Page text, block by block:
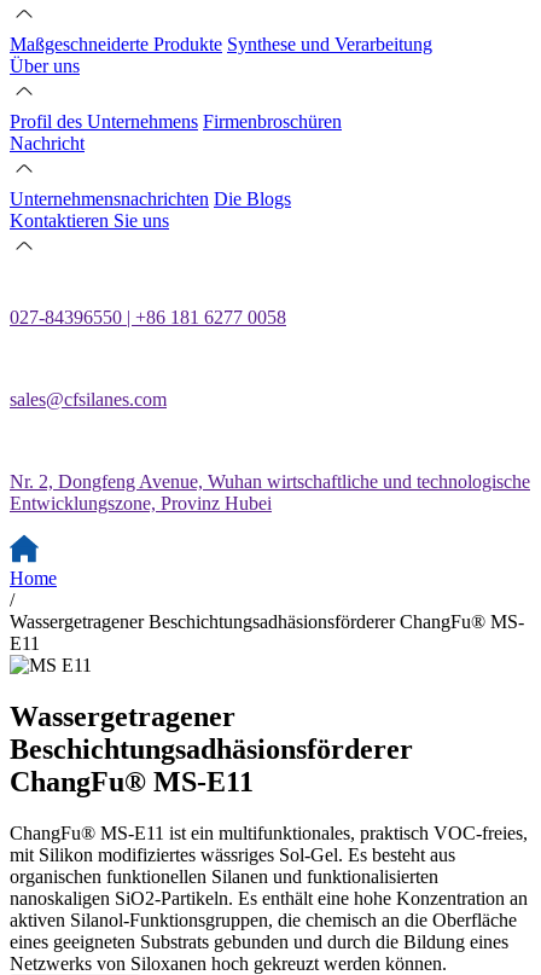
Maßgeschneiderte Produkte Synthese und Verarbeitung
Über uns
Profil des Unternehmens Firmenbroschüren
Nachricht
Unternehmensnachrichten Die Blogs
Kontaktieren Sie uns
027-84396550 | +86 181 6277 0058
sales@cfsilanes.com
Nr. 2, Dongfeng Avenue, Wuhan wirtschaftliche und technologische
Entwicklungszone, Provinz Hubei
Home
/
Wassergetragener Beschichtungsadhäsionsförderer ChangFu® MS-
E11
Wassergetragener
Beschichtungsadhäsionsförderer
ChangFu® MS-E11
ChangFu® MS-E11 ist ein multifunktionales, praktisch VOC-freies,
mit Silikon modifiziertes wässriges Sol-Gel. Es besteht aus
organischen funktionellen Silanen und funktionalisierten
nanoskaligen SiO2-Partikeln. Es enthält eine hohe Konzentration an
aktiven Silanol-Funktionsgruppen, die chemisch an die Oberfläche
eines geeigneten Substrats gebunden und durch die Bildung eines
Netzwerks von Siloxanen hoch gekreuzt werden können.